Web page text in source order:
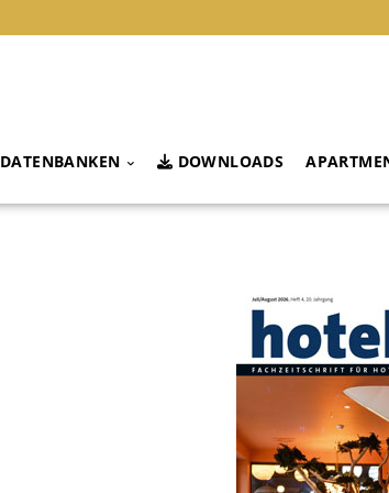
DATENBANKEN DOWNLOADS